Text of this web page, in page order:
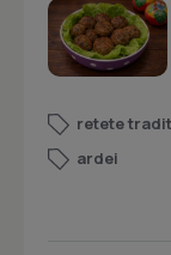
retete
ardei